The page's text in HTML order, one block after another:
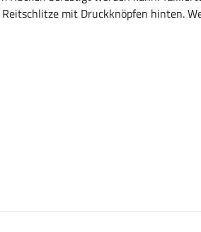
mit Druckknöpfen hinten.